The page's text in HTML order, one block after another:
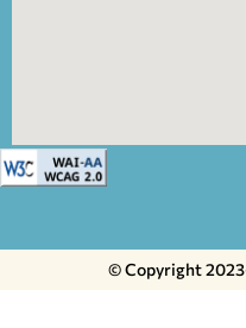
© Copyright